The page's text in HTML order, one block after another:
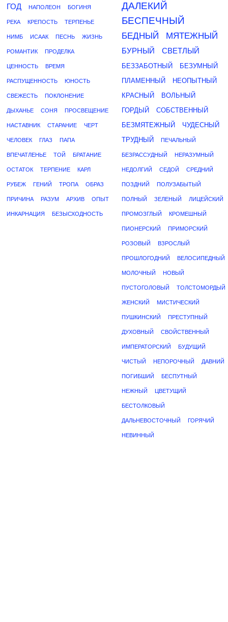
ГОД
НАПОЛЕОН БОГИНЯ
РЕКА КРЕПОСТЬ ТЕРПЕНЬЕ
НИМБ ИСААК ПЕСНЬ ЖИЗНЬ
РОМАНТИК ПРОДЕЛКА
ЦЕННОСТЬ ВРЕМЯ
РАСПУЩЕННОСТЬ ЮНОСТЬ
СВЕЖЕСТЬ ПОКЛОНЕНИЕ
ДЫХАНЬЕ СОНЯ ПРОСВЕЩЕНИЕ
НАСТАВНИК СТАРАНИЕ ЧЕРТ
ЧЕЛОВЕК ГЛАЗ ПАПА
ВПЕЧАТЛЕНЬЕ ТОЙ БРАТАНИЕ
ОСТАТОК ТЕРПЕНИЕ КАРЛ
РУБЕЖ ГЕНИЙ ТРОПА ОБРАЗ
ПРИЧИНА РАЗУМ АРХИВ ОПЫТ
ИНКАРНАЦИЯ БЕЗЫСХОДНОСТЬ
ДАЛЕКИЙ
БЕСПЕЧНЫЙ
БЕДНЫЙ МЯТЕЖНЫЙ
БУРНЫЙ СВЕТЛЫЙ
БЕЗЗАБОТНЫЙ
БЕЗУМНЫЙ
ПЛАМЕННЫЙ
НЕОПЫТНЫЙ
КРАСНЫЙ
ВОЛЬНЫЙ
ГОРДЫЙ
СОБСТВЕННЫЙ
БЕЗМЯТЕЖНЫЙ
ЧУДЕСНЫЙ
ТРУДНЫЙ
ПЕЧАЛЬНЫЙ
БЕЗРАССУДНЫЙ НЕРАЗУМНЫЙ
НЕДОЛГИЙ СЕДОЙ СРЕДНИЙ
ПОЗДНИЙ ПОЛУЗАБЫТЫЙ
ПОЛНЫЙ ЗЕЛЕНЫЙ ЛИЦЕЙСКИЙ
ПРОМОЗГЛЫЙ КРОМЕШНЫЙ
ПИОНЕРСКИЙ ПРИМОРСКИЙ
РОЗОВЫЙ ВЗРОСЛЫЙ
ПРОШЛОГОДНИЙ ВЕЛОСИПЕДНЫЙ
МОЛОЧНЫЙ НОВЫЙ
ПУСТОГОЛОВЫЙ ТОЛСТОМОРДЫЙ
ЖЕНСКИЙ МИСТИЧЕСКИЙ
ПУШКИНСКИЙ ПРЕСТУПНЫЙ
ДУХОВНЫЙ СВОЙСТВЕННЫЙ
ИМПЕРАТОРСКИЙ БУДУЩИЙ
ЧИСТЫЙ НЕПОРОЧНЫЙ ДАВНИЙ
ПОГИБШИЙ БЕСПУТНЫЙ
НЕЖНЫЙ ЦВЕТУЩИЙ
БЕСТОЛКОВЫЙ
ДАЛЬНЕВОСТОЧНЫЙ ГОРЯЧИЙ
НЕВИННЫЙ